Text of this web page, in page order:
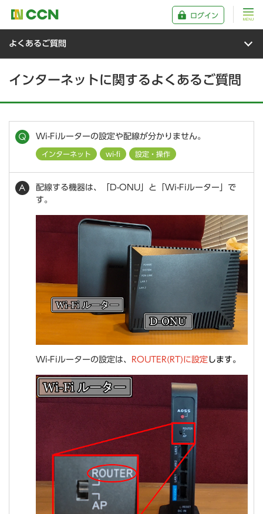
ログイン
よくあるご質問
インターネットに関するよくあるご質問
Wi-Fiルーターの設定や配線が分かりません。
インターネット wi-fi 設定・操作
配線する機器は、「D-ONU」と「Wi-Fiルーター」で
す。
Wi-Fiルーターの設定は、 ROUTER(RT)に設定 します。